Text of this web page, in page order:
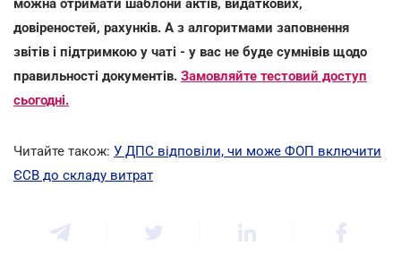
можна отримати шаблони актів, видаткових,
довіреностей, рахунків. А з алгоритмами заповнення
звітів і підтримкою у чаті - у вас не буде сумнівів щодо
правильності документів. Замовляйте тестовий доступ
сьогодні.
Читайте також: У ДПС відповіли, чи може ФОП включити
ЄСВ до складу витрат